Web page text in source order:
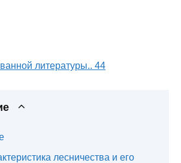
литературы.. 44
лесничества и его